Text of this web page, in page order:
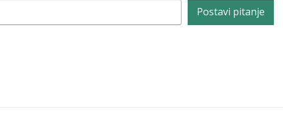
Postavi pitanje